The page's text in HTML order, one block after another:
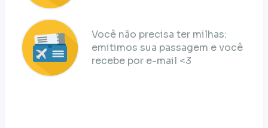
Você não precisa ter milhas:
emitimos sua passagem e você
recebe por e-mail <3